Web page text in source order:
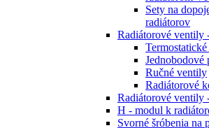
Sety na
radiátorov
Radiátorové ventily
Ručné ventily
Radiátorové
Radiátorové ventily
H - modul k
Svorné šróbenia na